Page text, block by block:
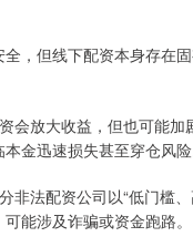
，但线下配资本身存在
会放大收益，但也可能加
金迅速损失甚至穿仓风险
非法配资公司以“低门槛
能涉及诈骗或资金跑路。